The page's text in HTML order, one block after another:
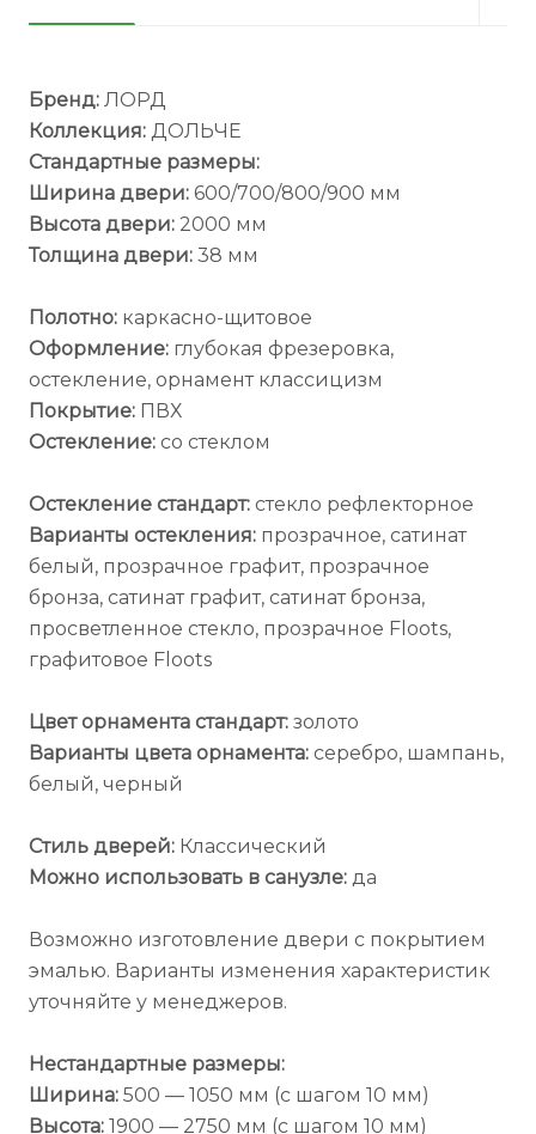
Бренд: ЛОРД
Коллекция: ДОЛЬЧЕ
Стандартные размеры:
Ширина двери: 600/700/800/900 мм
Высота двери: 2000 мм
Толщина двери: 38 мм
Полотно: каркасно-щитовое
Оформление: глубокая фрезеровка,
остекление, орнамент классицизм
Покрытие: ПВХ
Остекление: со стеклом
Остекление стандарт: стекло рефлекторное
Варианты остекления: прозрачное, сатинат
белый, прозрачное графит, прозрачное
бронза, сатинат графит, сатинат бронза,
просветленное стекло, прозрачное Floots,
графитовое Floots
Цвет орнамента стандарт: золото
Варианты цвета орнамента: серебро, шампань,
белый, черный
Стиль дверей: Классический
Можно использовать в санузле: да
Возможно изготовление двери с покрытием
эмалью. Варианты изменения характеристик
уточняйте у менеджеров.
Нестандартные размеры:
Ширина: 500 — 1050 мм (с шагом 10 мм)
Высота: 1900 — 2750 мм (с шагом 10 мм)